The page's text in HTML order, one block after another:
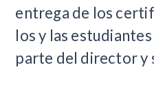
entrega de los
los y las
parte del director y